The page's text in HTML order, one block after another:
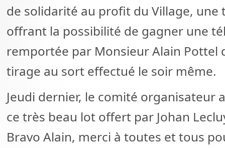
de solidarité au profit du Village,
offrant la possibilité de gagner une
remportée par Monsieur Alain Pottel
tirage au sort effectué le soir même.
Jeudi dernier, le comité organisateur
ce très beau lot offert par Johan
Bravo Alain, merci à toutes et tous